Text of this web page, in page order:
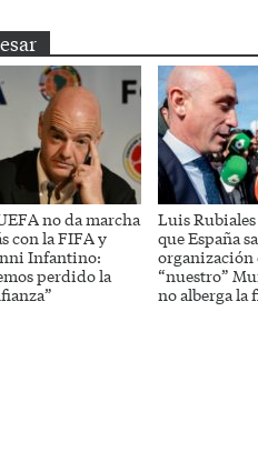
no da marcha
con la FIFA y
Infantino:
perdido la
Luis
que España
organización
“nuestro”
no alberga la